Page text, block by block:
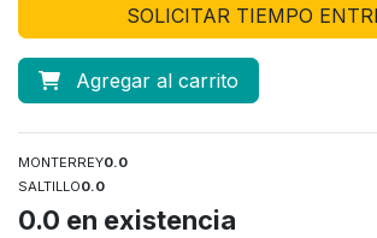
SOLICITAR TIEMPO
Agregar al carrito
MONTERREY0.0
SALTILLO0.0
0.0 en existencia